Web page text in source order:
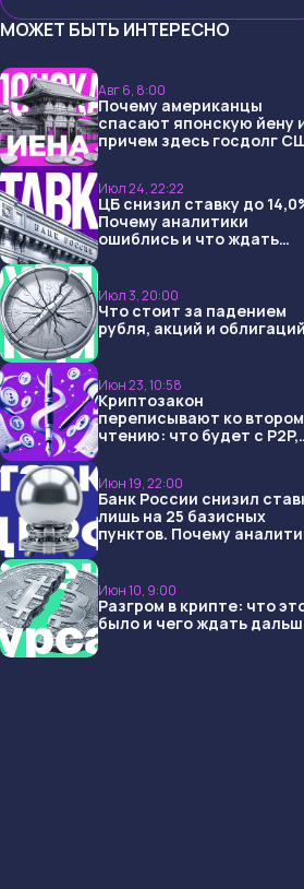
МОЖЕТ БЫТЬ ИНТЕРЕСНО
Авг 6, 8:00
Почему американцы
спасают японскую йену
причем здесь госдолг
Июл 24, 22:22
ЦБ снизил ставку до
Почему аналитики
ошиблись и что ждать
Июл 3, 20:00
Что стоит за падением
рубля, акций и
Июн 23, 10:58
Криптозакон
переписывают ко
чтению: что будет с P2P,
Июн 19, 22:00
Банк России снизил
лишь на 25 базисных
пунктов. Почему
Июн 10, 9:00
Разгром в крипте: что
было и чего ждать